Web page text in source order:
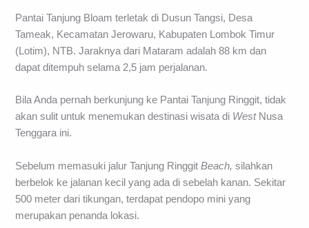
Pantai Tanjung Bloam terletak di Dusun Tangsi, Desa
Tameak, Kecamatan Jerowaru, Kabupaten Lombok Timur
(Lotim), NTB. Jaraknya dari Mataram adalah 88 km dan
dapat ditempuh selama 2,5 jam perjalanan.
Bila Anda pernah berkunjung ke Pantai Tanjung Ringgit, tidak
akan sulit untuk menemukan destinasi wisata di WestNusa
Tenggara ini.
Sebelum memasuki jalur Tanjung RinggitBeach, silahkan
berbelok ke jalanan kecil yang ada di sebelah kanan. Sekitar
500 meter dari tikungan, terdapat pendopo mini yang
merupakan penanda lokasi.